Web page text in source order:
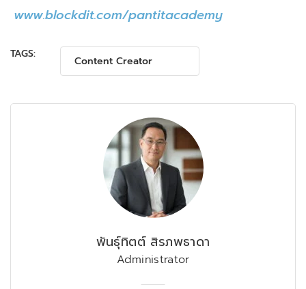
www.blockdit.com/pantitacademy
TAGS:
Content Creator
พันธุ์ทิตต์ สิรภพธาดา
Administrator